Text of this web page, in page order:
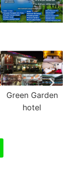
Green Garden
hotel